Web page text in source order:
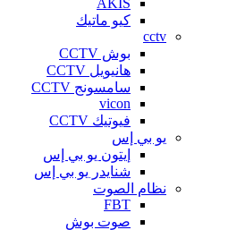
AKIS
كيو ماتيك
cctv
بوش CCTV
هانيويل CCTV
سامسونج CCTV
vicon
فيوتيك CCTV
يو بي إس
إيتون يو بي إس
شنايدر يو بي إس
نظام الصوت
FBT
صوت بوش